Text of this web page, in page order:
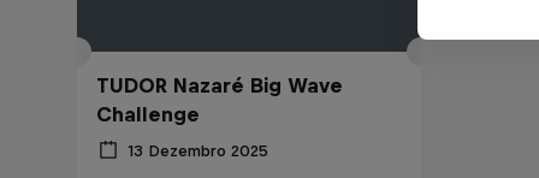
TUDOR Nazaré Big Wave
Challenge
13 Dezembro 2025